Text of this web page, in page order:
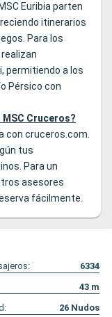
Euribia parten
itinerarios
Para los
permitiendo a los
Pérsico con
Cruceros?
con cruceros.com.
tus
Para un
asesores
fácilmente.
6334
43 m
26 Nudos